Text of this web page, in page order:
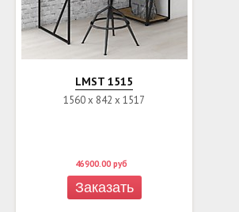
LMST 1515
1560 х 842 х 1517
46900.00 руб
Заказать